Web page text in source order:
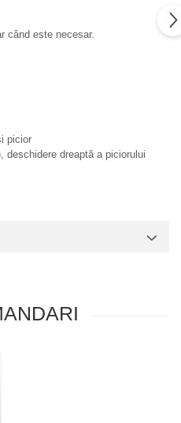
când este necesar.
picior
deschidere dreaptă a piciorului